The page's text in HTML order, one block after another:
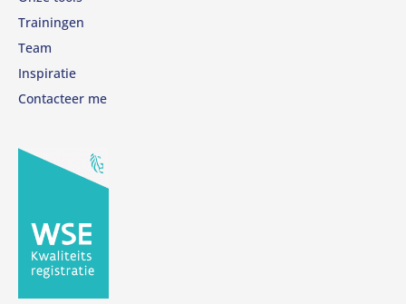
Trainingen
Team
Inspiratie
Contacteer me